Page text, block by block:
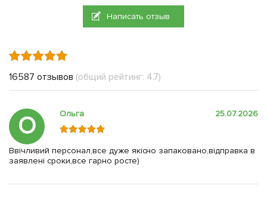
Написать отзыв
16587 отзывов (общий рейтинг: 4.7)
О Ольга 25.07.2026
Ввічливий персонал,все дуже якісно запаковано,відправка в
заявлені сроки,все гарно росте)